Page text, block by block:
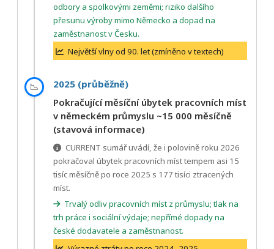
odbory a spolkovými zeměmi; riziko dalšího
přesunu výroby mimo Německo a dopad na
zaměstnanost v Česku.
Největší vlny od 90. let (zmíněno v textech)
📉
2025 (průběžně)
Pokračující měsíční úbytek pracovních míst
v německém průmyslu ~15 000 měsíčně
(stavová informace)
CURRENT sumář uvádí, že i polovině roku 2026
pokračoval úbytek pracovních míst tempem asi 15
tisíc měsíčně po roce 2025 s 177 tisíci ztracených
míst.
Trvalý odliv pracovních míst z průmyslu; tlak na
trh práce i sociální výdaje; nepřímé dopady na
české dodavatele a zaměstnanost.